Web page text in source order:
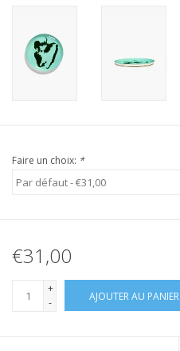
Faire un choix: *
€31,00
+
-
AJOUTER AU PANIER